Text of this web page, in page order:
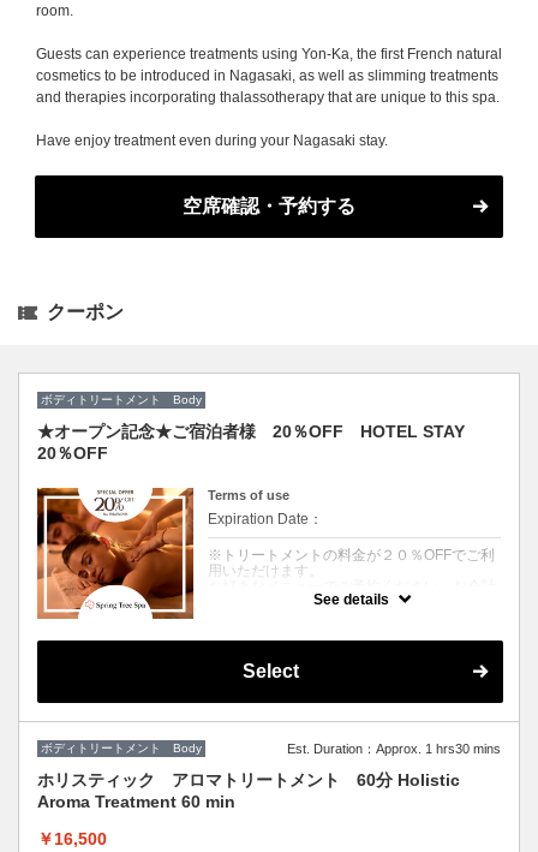
room.
Guests can experience treatments using Yon-Ka, the first French natural
cosmetics to be introduced in Nagasaki, as well as slimming treatments
and therapies incorporating thalassotherapy that are unique to this spa.
Have enjoy treatment even during your Nagasaki stay.
空席確認・予約する
クーポン
ボディトリートメント Body
★オープン記念★ご宿泊者様 20％OFF HOTEL STAY
20％OFF
Terms of use
Expiration Date：
※トリートメントの料金が２０％OFFでご利
用いただけます。
時に割引させていただきます。
*You can enjoy a 20% discount on treatment
Please make a reservation for the menu of
your choice. The discount will be applied at
the time of payment.
*This does not apply to sales items. Thank
you for your understanding.
See details
Select
ボディトリートメント Body Est. Duration：Approx. 1 hrs30 mins
ホリスティック アロマトリートメント 60分 Holistic
Aroma Treatment 60 min
￥16,500